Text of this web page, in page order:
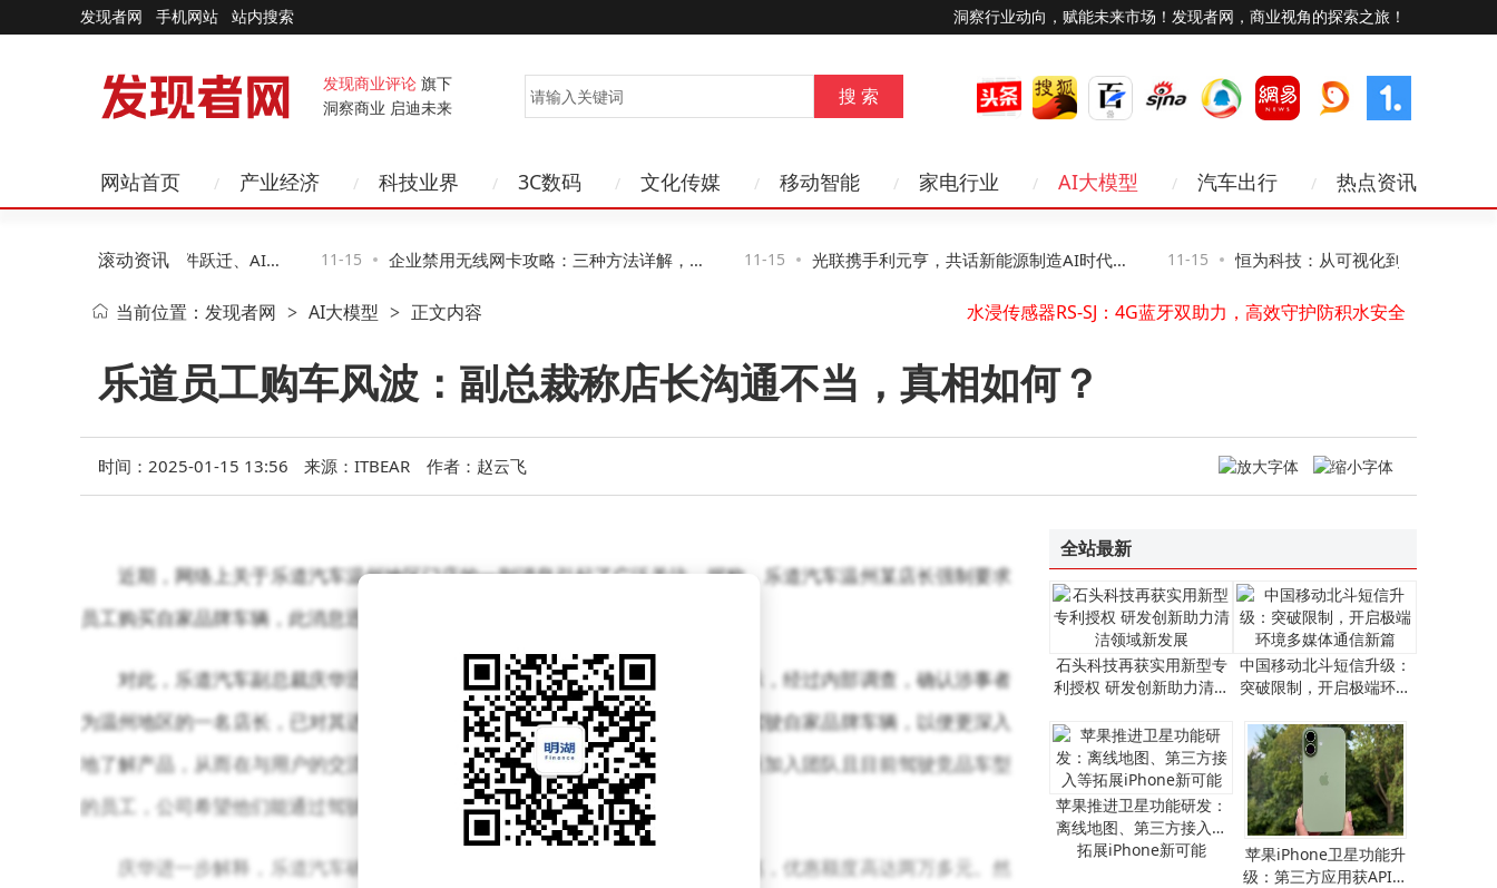
发现者网 手机网站 站内搜索 洞察行业动向，赋能未来市场！发现者网，商业视角的探索之旅！
发现商业评论旗下
洞察商业 启迪未来
网站首页 产业经济 科技业界 3C数码 文化传媒 移动智能 家电行业 AI大模型 汽车出行 热点资讯
滚动资讯
科技新图景：智能硬件跃迁、AI赋
无感化变革
11-15 企业禁用无线网卡攻略：三种方法详解，第
二种助企业高效管控风险
11-15 光联携手利元亨，共话新能源制造AI时代网 11-15 恒为科技：从可视化到智算，让复杂
得见、管得住”
Viwoods发布AiPaper Reader电纸书：6.13英寸墨水屏搭载AI阅读互动功能
水库增殖放流站物联网升级：实时监测，远程管控，开启智慧渔业新模式
上海电信“双万兆”护航进博会：数智赋能通信保障，服务跨越语言距离
山海星耀攻克超低轨难题，以硬核技术逐梦空天新蓝海
荣旭传媒技术破局：以专业方案化解直播痛点，成就高性价比之选
Viwoods发布AiPaper Reader电纸书：6.13英寸墨水屏搭载AI阅读互动功能
“祖冲之三号”同款芯片赋能！我国超导量子计算机“天衍-287”搭建完成并开放服务
当前位置： 发现者网 > AI大模型 > 正文内容
乐道员工购车风波：副总裁称店长沟通不当，真相如何？
时间：2025-01-15 13:56 来源：ITBEAR 作者：赵云飞
近期，网络上关于乐道汽车温州地区门店的一则消息引起了广泛关注。据称，乐道汽车温州某店长强制要求
员工购买自家品牌车辆，此消息迅速在网络上发酵。
对此，乐道汽车副总裁庆华迅速作出回应，澄清事实并表达公司立场。他表示，经过内部调查，确认涉事者
为温州地区的一名店长，已对其进行了严厉批评。庆华强调，公司一直鼓励员工驾驶自家品牌车辆，以便更深入
地了解产品，从而在与用户的交流中提供更加真实、有说服力的分享。特别是对新加入团队且目前驾驶竞品车型
的员工，公司希望他们能通过驾驶自家车辆，更好地融入品牌文化。
庆华进一步解释，乐道汽车确实为一线员工和店长提供了一定的购车政策优惠，优惠额度高达两万多元。然
全站最新
石头科技再获实用新型专
利授权 研发创新助力清洁
中国移动北斗短信升级：
突破限制，开启极端环境
苹果推进卫星功能研发：
离线地图、第三方接入等
拓展iPhone新可能
​苹果iPhone卫星功能升
级：第三方应用获API支